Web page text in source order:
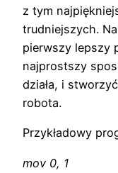
z tym
trudniejszych.
pierwszy lepszy
najprostszy
działa, i
robota.
Przykładowy
mov 0, 1